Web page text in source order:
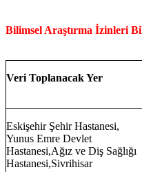
Bilimsel Araştırma İzinleri
Veri Toplanacak Yer
Eskişehir Şehir Hastanesi,
Yunus Emre Devlet
Hastanesi,Ağız ve Diş Sağlığı
Hastanesi,Sivrihisar